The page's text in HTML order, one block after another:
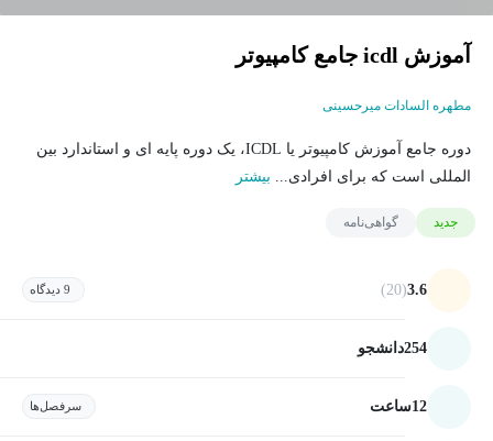
آموزش icdl جامع کامپیوتر
مطهره السادات میرحسینی
دوره جامع آموزش کامپیوتر یا ICDL، یک دوره پایه ای و استاندارد بین
المللی است که برای افرادی... بیشتر
جدید گواهی‌نامه
3.6
(20) 9 دیدگاه
254دانشجو
12ساعت سرفصل‌ها